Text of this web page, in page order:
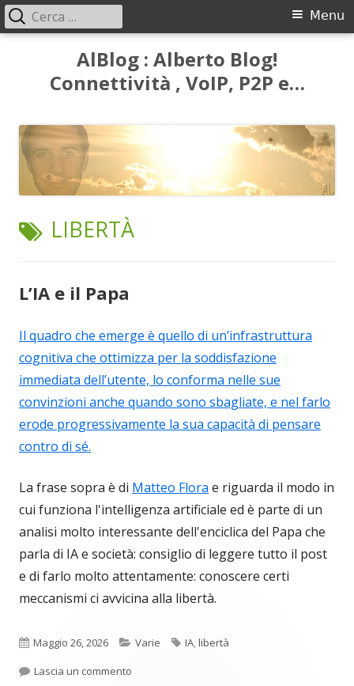
contenuto
AlBlog : Alberto Blog!
Connettività , VoIP, P2P e…
Menu
principale
Menu
Ricerca
per:
TAG:
LIBERTÀ
L’IA e il Papa
Il quadro che emerge è quello di un’infrastruttura
cognitiva che ottimizza per la soddisfazione
immediata dell’utente, lo conforma nelle sue
convinzioni anche quando sono sbagliate, e nel farlo
erode progressivamente la sua capacità di pensare
contro di sé.
La frase sopra è di Matteo Flora e riguarda il modo in
cui funziona l'intelligenza artificiale ed è parte di un
analisi molto interessante dell'enciclica del Papa che
parla di IA e società: consiglio di leggere tutto il post
e di farlo molto attentamente: conoscere certi
meccanismi ci avvicina alla libertà.
Pubblicato
Maggio 26, 2026 Categorie
Varie Tag
IA,libertà
Lascia un commento